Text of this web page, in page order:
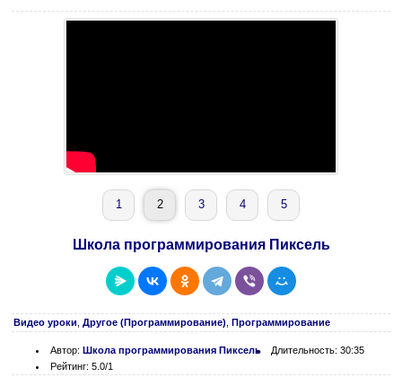
1 2 3 4 5
Школа программирования Пиксель
Видео уроки Другое (Программирование) Программирование
Автор: Школа программирования Пиксель
Длительность: 30:35
Рейтинг: 5.0/1